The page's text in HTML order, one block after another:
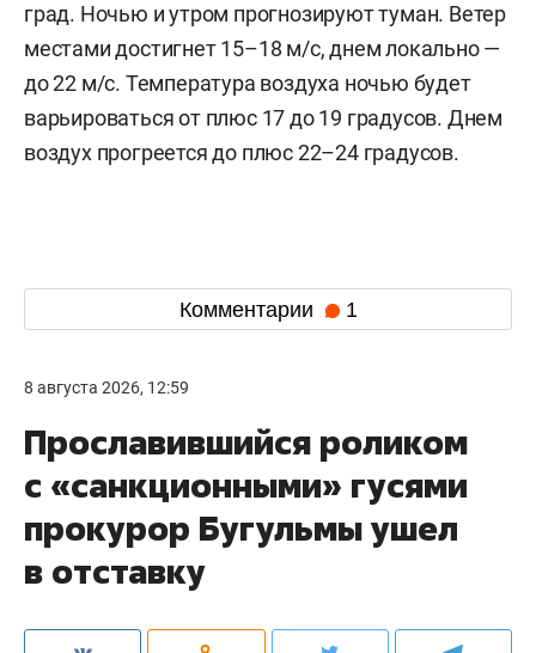
град. Ночью и утром прогнозируют туман. Ветер
местами достигнет 15–18 м/с, днем локально —
до 22 м/с. Температура воздуха ночью будет
варьироваться от плюс 17 до 19 градусов. Днем
воздух прогреется до плюс 22–24 градусов.
Комментарии 1
8 августа 2026, 12:59
Прославившийся роликом
с «санкционными» гусями
прокурор Бугульмы ушел
в отставку